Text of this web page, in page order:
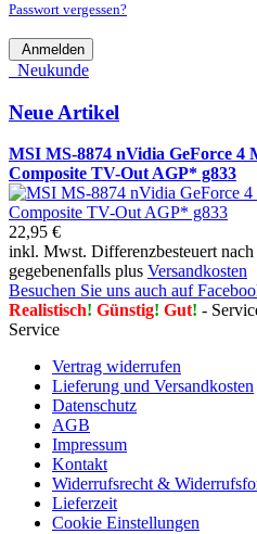
Passwort vergessen?
Anmelden
Neukunde
Neue Artikel
MSI MS-8874 nVidia GeForce 4
Composite TV-Out AGP* g833
22,95 €
inkl. Mwst. Differenzbesteuert
gegebenenfalls plus Versandkosten
Besuchen Sie uns auch auf
Realistisch! Günstig! Gut! -
Service
Vertrag widerrufen
Lieferung und Versandkosten
Datenschutz
AGB
Impressum
Kontakt
Widerrufsrecht &
Lieferzeit
Cookie Einstellungen